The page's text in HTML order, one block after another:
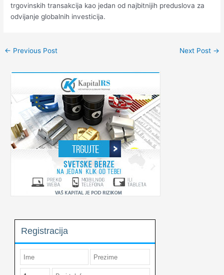
trgovinskih transakcija kao jedan od najbitnijih preduslova za
odvijanje globalnih investicija.
Post
← Previous Post Next Post →